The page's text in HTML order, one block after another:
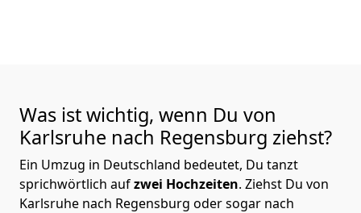
Was ist wichtig, wenn Du von
Karlsruhe nach Regensburg ziehst?
Ein Umzug in Deutschland bedeutet, Du tanzt
sprichwörtlich aufzwei Hochzeiten. Ziehst Du von
Karlsruhe nach Regensburg oder sogar nach